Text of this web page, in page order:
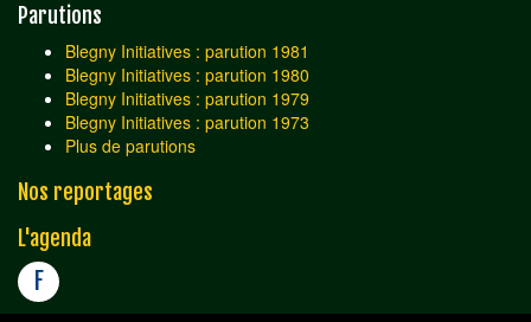
Parutions
Blegny Initiatives : parution 1981
Blegny Initiatives : parution 1980
Blegny Initiatives : parution 1979
Blegny Initiatives : parution 1973
Plus de parutions
Nos reportages
L'agenda
F